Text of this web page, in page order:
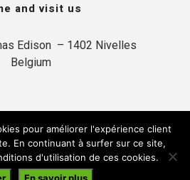
and visit us
Edison  – 1402 Nivelles
Belgium
pour améliorer l'expérience client
En continuant à surfer sur ce site,
d'utilisation de ces cookies.